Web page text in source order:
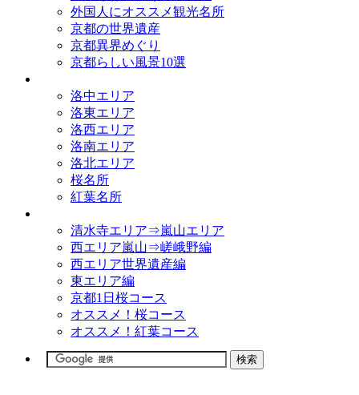
外国人にオススメ観光名所
京都の世界遺産
京都異界めぐり
京都らしい風景10選
洛中エリア
洛東エリア
洛西エリア
洛南エリア
洛北エリア
桜名所
紅葉名所
清水寺エリア⇒嵐山エリア
西エリア嵐山⇒嵯峨野編
西エリア世界遺産編
東エリア編
京都1日桜コース
オススメ！桜コース
オススメ！紅葉コース